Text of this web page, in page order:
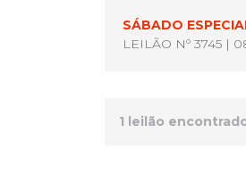
SÁBADO
LEILÃO Nº 3745 |
1 leilão